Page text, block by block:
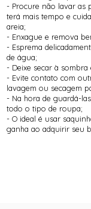
- Procure não lavar as
terá mais tempo e
areia;
- Enxague e remova
- Esprema
de água;
- Deixe secar à
- Evite contato com
lavagem ou secagem
- Na hora de guardá-
todo o tipo de roupa;
- O ideal é usar
ganha ao adquirir seu